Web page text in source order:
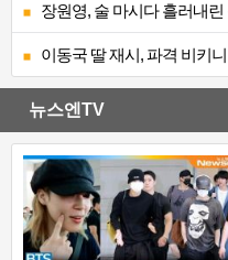
장원영, 술 마시다 흘러내
이동국 딸 재시, 파격 비키
뉴스엔TV